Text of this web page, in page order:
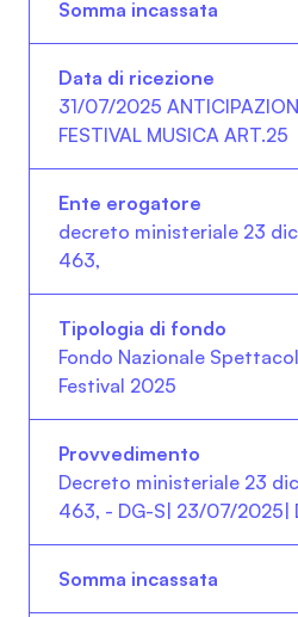
31/07/2025
FESTIVAL MUSICA ART.25
decreto ministeriale 23
463,
Fondo Nazionale
Festival 2025
Decreto ministeriale 23
463, - DG-S| 23/07/2025|